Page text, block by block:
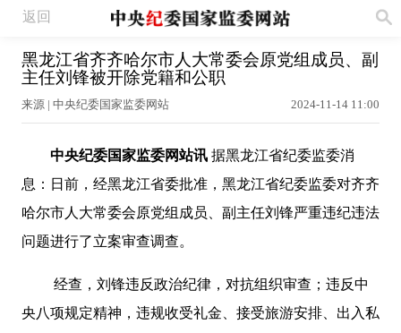
返回
黑龙江省齐齐哈尔市人大常委会原党组成员、副
主任刘锋被开除党籍和公职
来源 | 中央纪委国家监委网站 2024-11-14 11:00
中央纪委国家监委网站讯 据黑龙江省纪委监委消
息：日前，经黑龙江省委批准，黑龙江省纪委监委对齐齐
哈尔市人大常委会原党组成员、副主任刘锋严重违纪违法
问题进行了立案审查调查。
经查，刘锋违反政治纪律，对抗组织审查；违反中
央八项规定精神，违规收受礼金、接受旅游安排、出入私